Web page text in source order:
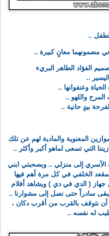
..
مضمونهما معانٍ كبيرة ..
الفؤاد الطاهر البريء
..
وعنفوانها ..
واللهو ..
بيدٍ حانية ..
المعنوية والمادية لهم عن تلك
التي تسعى لماهو أكبر وأكثر ..
الأسري إلى منزلي .. وبصحبتي ابني
الخلفي في كل مرة أهم فيها
جهاز ( الدي في دي ) ويشاهد أفلام
سادراً حتى نصل إلى مشوارنا ..
أن نتوقف بالقرب من أقرب دكان ،
له نفسه ..